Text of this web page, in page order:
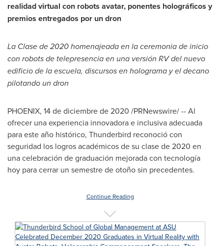
realidad virtual con robots avatar, ponentes holográficos y
premios entregados por un dron
La Clase de 2020 homenajeada en la ceremonia de inicio
con robots de telepresencia en una versión RV del nuevo
edificio de la escuela, discursos en holograma y el decano
pilotando un dron
PHOENIX, 14 de diciembre de 2020 /PRNewswire/ -- Al
ofrecer una experiencia innovadora e inclusiva adecuada
para este año histórico, Thunderbird reconoció con
seguridad los logros académicos de su clase de 2020 en
una celebración de graduación mejorada con tecnología
hoy para cerrar un semestre de otoño sin precedentes.
Continue Reading